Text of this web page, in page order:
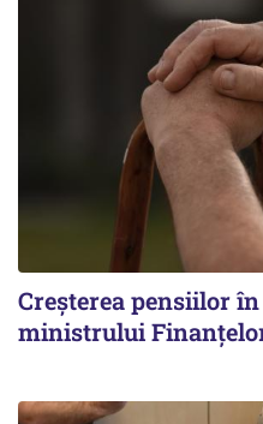
Creșterea pensiilor
ministrului